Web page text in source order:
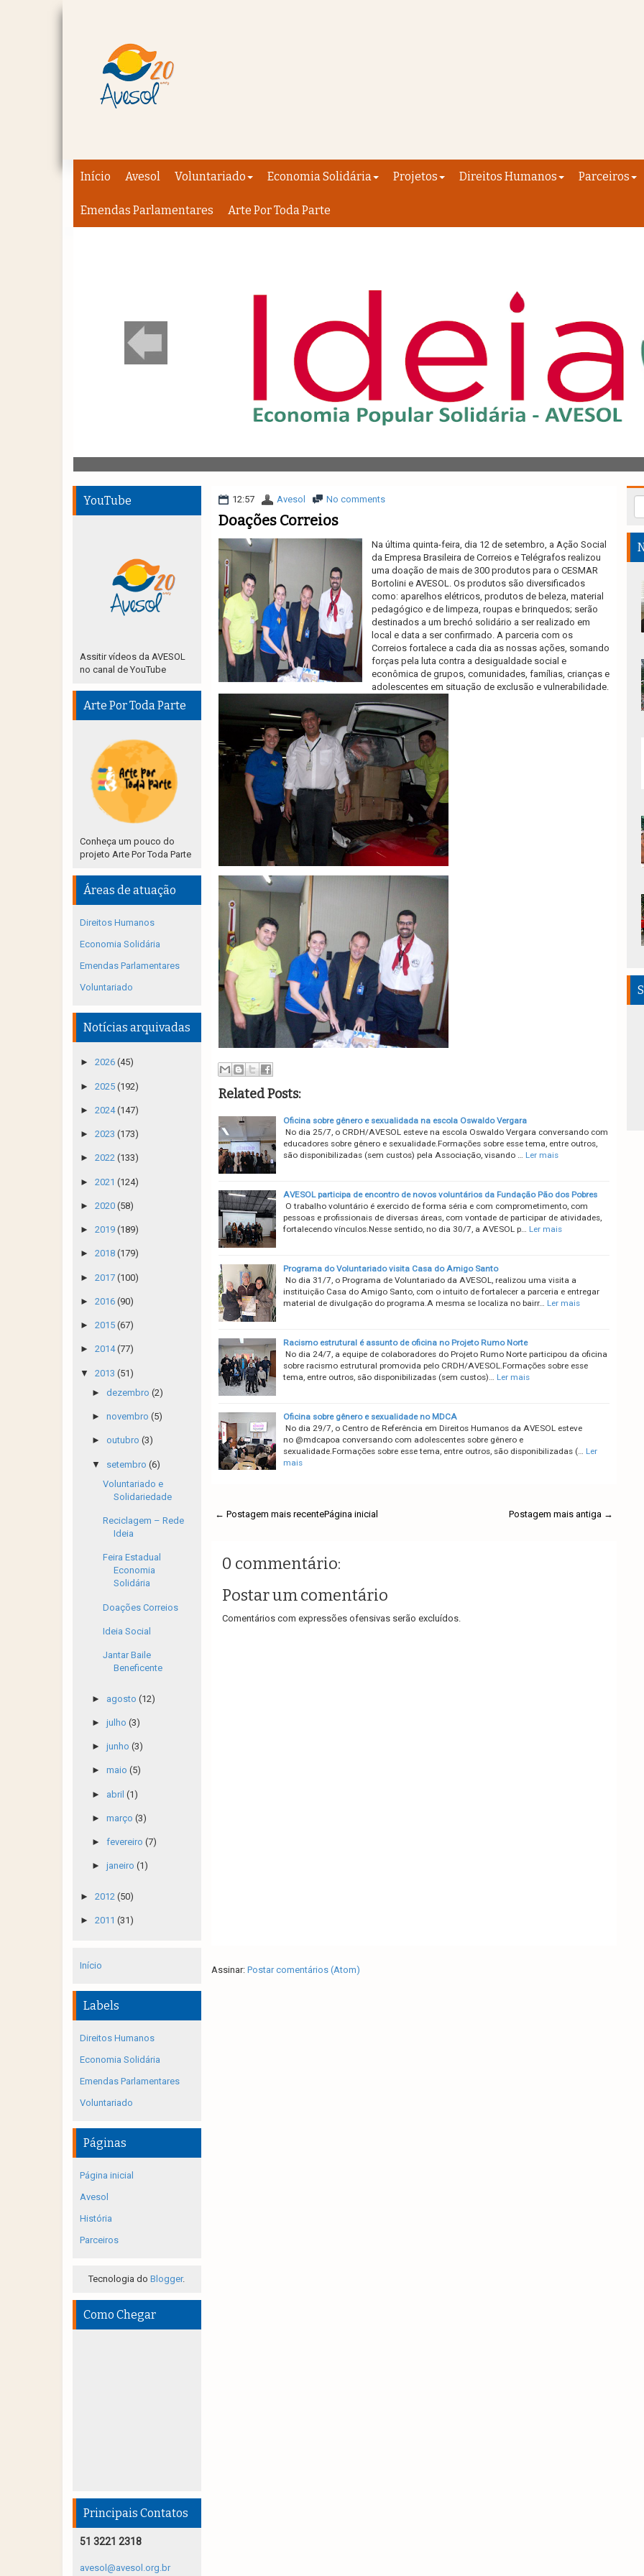
Início Avesol Voluntariado Economia Solidária Projetos Direitos Humanos Parceiros
Emendas Parlamentares Arte Por Toda Parte
12:57 Avesol No comments
Doações Correios
Na última quinta-feira, dia 12 de setembro, a Ação Social
da Empresa Brasileira de Correios e Telégrafos realizou
uma doação de mais de 300 produtos para o CESMAR
Bortolini e AVESOL. Os produtos são diversificados
como: aparelhos elétricos, produtos de beleza, material
pedagógico e de limpeza, roupas e brinquedos; serão
destinados a um brechó solidário a ser realizado em
local e data a ser confirmado. A parceria com os
Correios fortalece a cada dia as nossas ações, somando
forças pela luta contra a desigualdade social e
econômica de grupos, comunidades, famílias, crianças e
adolescentes em situação de exclusão e vulnerabilidade.
Related Posts:
Oficina sobre gênero e sexualidada na escola Oswaldo Vergara
No dia 25/7, o CRDH/AVESOL esteve na escola Oswaldo Vergara conversando com
educadores sobre gênero e sexualidade.Formações sobre esse tema, entre outros,
são disponibilizadas (sem custos) pela Associação, visando …
Ler mais
AVESOL participa de encontro de novos voluntários da Fundação Pão dos Pobres
O trabalho voluntário é exercido de forma séria e com comprometimento, com
pessoas e profissionais de diversas áreas, com vontade de participar de atividades,
fortalecendo vínculos.Nesse sentido, no dia 30/7, a AVESOL p…
Ler mais
Programa do Voluntariado visita Casa do Amigo Santo
No dia 31/7, o Programa de Voluntariado da AVESOL, realizou uma visita a
instituição Casa do Amigo Santo, com o intuito de fortalecer a parceria e entregar
material de divulgação do programa.A mesma se localiza no bairr…
Ler mais
Racismo estrutural é assunto de oficina no Projeto Rumo Norte
No dia 24/7, a equipe de colaboradores do Projeto Rumo Norte participou da oficina
sobre racismo estrutural promovida pelo CRDH/AVESOL.Formações sobre esse
tema, entre outros, são disponibilizadas (sem custos)…
Ler mais
Oficina sobre gênero e sexualidade no MDCA
No dia 29/7, o Centro de Referência em Direitos Humanos da AVESOL esteve
no @mdcapoa conversando com adolescentes sobre gênero e
sexualidade.Formações sobre esse tema, entre outros, são disponibilizadas (…
Ler
mais
← Postagem mais recente Postagem mais antiga →
Página inicial
0 commentário:
Postar um comentário
Comentários com expressões ofensivas serão excluídos.
Assinar: Postar comentários (Atom)
YouTube
Assitir vídeos da AVESOL
no canal de YouTube
Arte Por Toda Parte
Conheça um pouco do
projeto Arte Por Toda Parte
Áreas de atuação
Direitos Humanos
Economia Solidária
Emendas Parlamentares
Voluntariado
Notícias arquivadas
► 2026 (45)
► 2025 (192)
► 2024(147)
► 2023 (173)
► 2022 (133)
► 2021 (124)
► 2020 (58)
► 2019 (189)
► 2018 (179)
► 2017 (100)
► 2016 (90)
► 2015 (67)
► 2014(77)
▼ 2013 (51)
► dezembro (2)
► novembro (5)
► outubro (3)
▼ setembro (6)
Voluntariado e
Solidariedade
Reciclagem – Rede
Ideia
Feira Estadual
Economia
Solidária
Doações Correios
Ideia Social
Jantar Baile
Beneficente
► agosto (12)
► julho (3)
► junho (3)
► maio (5)
► abril (1)
► março (3)
► fevereiro (7)
► janeiro (1)
► 2012 (50)
► 2011 (31)
Início
Labels
Direitos Humanos
Economia Solidária
Emendas Parlamentares
Voluntariado
Páginas
Página inicial
Avesol
História
Parceiros
Tecnologia doBlogger.
Como Chegar
Principais Contatos
51 3221 2318
avesol@avesol.org.br